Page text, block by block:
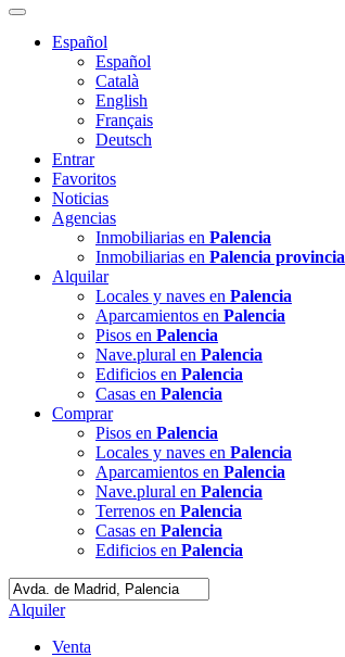
Español
Español
Català
English
Français
Deutsch
Entrar
Favoritos
Noticias
Agencias
Inmobiliarias en Palencia
Inmobiliarias en Palencia provincia
Alquilar
Locales y naves en Palencia
Aparcamientos en Palencia
Pisos en Palencia
Nave.plural en Palencia
Edificios en Palencia
Casas en Palencia
Comprar
Pisos en Palencia
Locales y naves en Palencia
Aparcamientos en Palencia
Nave.plural en Palencia
Terrenos en Palencia
Casas en Palencia
Edificios en Palencia
Alquiler
Venta